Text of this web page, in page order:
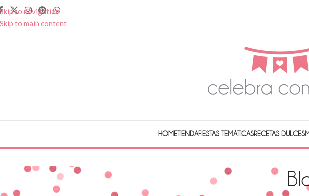
Skip to navigation
Skip to main content
HOMETIENDAFIESTAS TEMÁTICASRECETAS DULCES